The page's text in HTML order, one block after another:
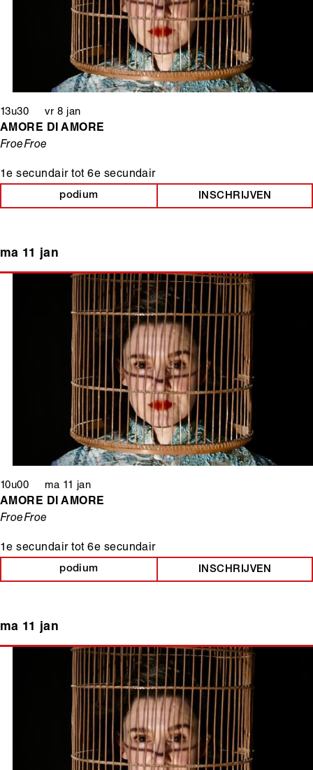
13u30 vr 8 jan
1e secundairtot6e secundair
AMORE DI AMORE
FroeFroe
podium INSCHRIJVEN
ma 11 jan
10u00 ma 11 jan
1e secundairtot6e secundair
AMORE DI AMORE
FroeFroe
podium INSCHRIJVEN
ma 11 jan